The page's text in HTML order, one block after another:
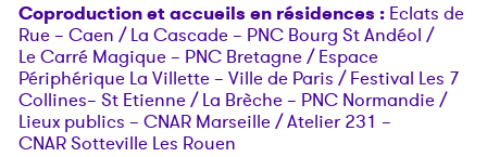
Coproduction et accueils en résidences :Eclats de
Rue – Caen / La Cascade – PNC Bourg St Andéol /
Le Carré Magique – PNC Bretagne / Espace
Périphérique La Villette – Ville de Paris / Festival Les 7
Collines– St Etienne / La Brèche – PNC Normandie /
Lieux publics – CNAR Marseille / Atelier 231 –
CNAR Sotteville Les Rouen